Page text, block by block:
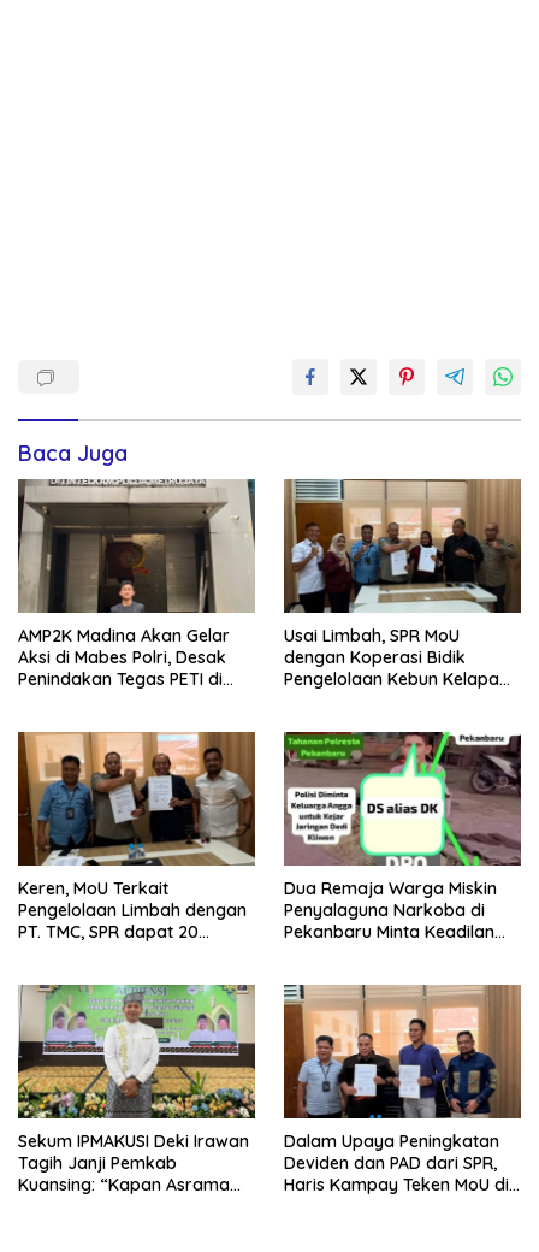
Baca Juga
AMP2K Madina Akan Gelar
Aksi di Mabes Polri, Desak
Penindakan Tegas PETI di
Usai Limbah, SPR MoU
dengan Koperasi Bidik
Pengelolaan Kebun Kelapa
Keren, MoU Terkait
Pengelolaan Limbah dengan
PT. TMC, SPR dapat 20
Dua Remaja Warga Miskin
Penyalaguna Narkoba di
Pekanbaru Minta Keadilan
Penjara
Sekum IPMAKUSI Deki Irawan
Tagih Janji Pemkab
Kuansing: “Kapan Asrama
Dalam Upaya Peningkatan
Deviden dan PAD dari SPR,
Haris Kampay Teken MoU di